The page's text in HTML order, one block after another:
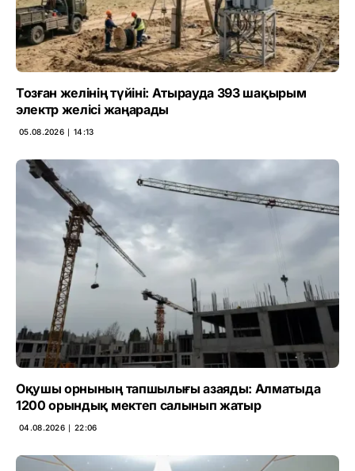
Тозған желінің түйіні: Атырауда 393 шақырым
электр желісі жаңарады
05.08.2026 ∣ 14:13
Оқушы орнының тапшылығы азаяды: Алматыда
1200 орындық мектеп салынып жатыр
04.08.2026 ∣ 22:06